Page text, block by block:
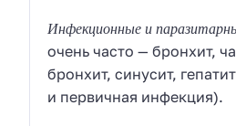
Инфекционные и
очень часто — бронхит,
бронхит, синусит,
и первичная инфекция).